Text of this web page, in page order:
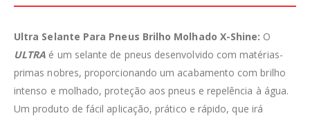
Ultra Selante Para Pneus Brilho Molhado X-Shine: O
ULTRA é um selante de pneus desenvolvido com matérias-
primas nobres, proporcionando um acabamento com brilho
intenso e molhado, proteção aos pneus e repelência à água.
Um produto de fácil aplicação, prático e rápido, que ir